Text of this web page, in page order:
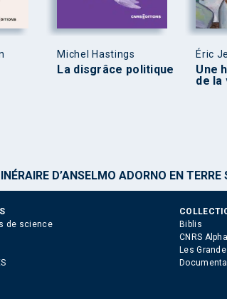
Michel Hastings
La disgrâce politique
Éric
Une
de la
D’ANSELMO ADORNO EN
de science
Biblis
CNRS Alpha
Les